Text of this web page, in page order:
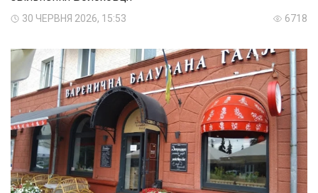
30 ЧЕРВНЯ 2026, 15:53 6718